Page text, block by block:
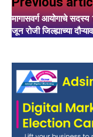
मागासवर्ग आयोगाचे
जून रोजी जिल्ह्याच्या